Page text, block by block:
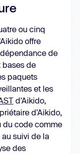
ou cinq
offre
de
bases de
paquets
et les
d'Aikido,
d'Aikido,
du code comme
suivi de la
des